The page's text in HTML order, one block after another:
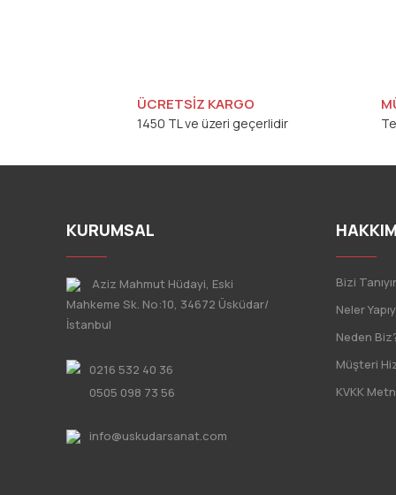
ÜCRETSİZ KARGO
1450 TL ve üzeri geçerlidir
KURUMSAL
Aziz Mahmut Hüdayi, Eski
Mahkeme Sk. No:10, 34672 Üsküdar/
İstanbul
0216 532 40 36
0505 098 73 56
info@uskudarsanat.com
Bizi
Neler
Neden
Müşteri
KVKK